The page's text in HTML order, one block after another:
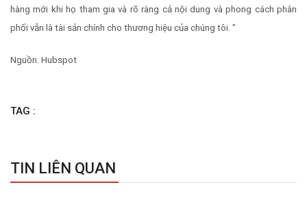
hàng mới khi họ tham gia và rõ ràng cả nội dung và phong cách phân
phối vẫn là tài sản chính cho thương hiệu của chúng tôi. "
Nguồn: Hubspot
TAG :
TIN LIÊN QUAN